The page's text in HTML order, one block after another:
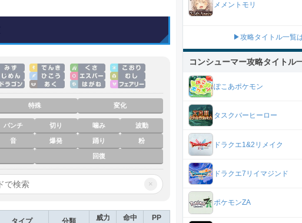
特殊 変化
パンチ 切り 噛み 波動
音 爆発 踊り 粉
回復
×
タイプ 分類 威力 命中 PP
メメントモリ
▶攻略タイトル一覧
コンシューマー攻略タイトル
ぽこあポケモン
タスクバーヒーロー
ドラクエ1&2リメイク
ドラクエ7リイマジンド
ポケモンZA